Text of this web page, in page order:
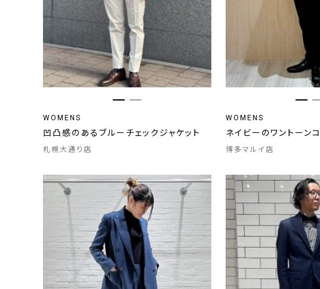
WOMENS
凹凸感のあるブルーチェックジャケット
札幌大通り店
WOMENS
ネイビーのワントーン
博多マルイ店